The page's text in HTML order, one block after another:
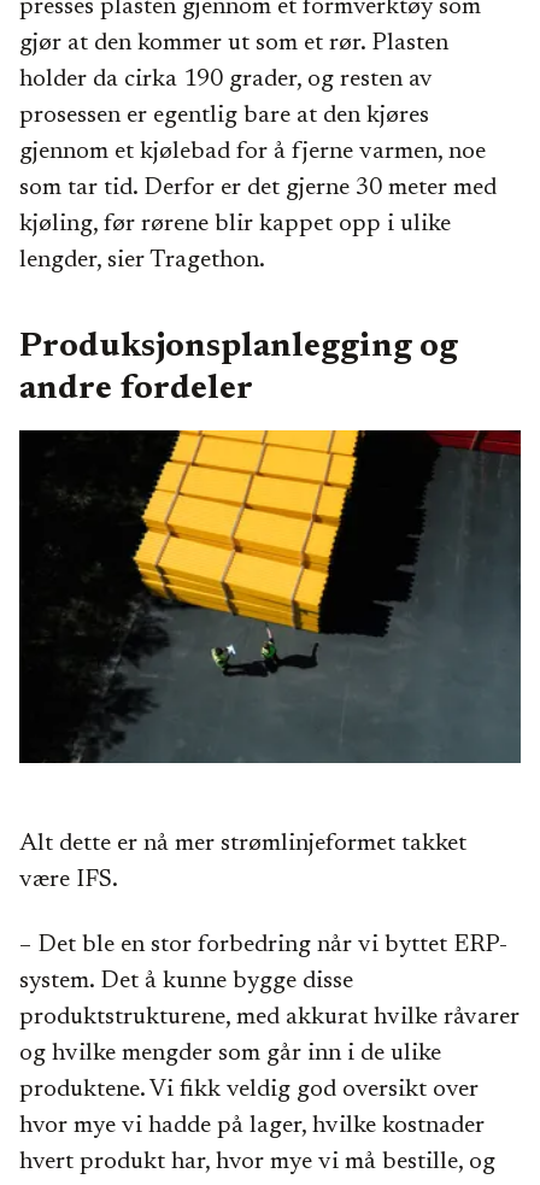
presses plasten gjennom et formverktøy som
gjør at den kommer ut som et rør. Plasten
holder da cirka 190 grader, og resten av
prosessen er egentlig bare at den kjøres
gjennom et kjølebad for å fjerne varmen, noe
som tar tid. Derfor er det gjerne 30 meter med
kjøling, før rørene blir kappet opp i ulike
lengder, sier Tragethon.
Produksjonsplanlegging og
andre fordeler
Alt dette er nå mer strømlinjeformet takket
være IFS.
– Det ble en stor forbedring når vi byttet ERP-
system. Det å kunne bygge disse
produktstrukturene, med akkurat hvilke råvarer
og hvilke mengder som går inn i de ulike
produktene. Vi fikk veldig god oversikt over
hvor mye vi hadde på lager, hvilke kostnader
hvert produkt har, hvor mye vi må bestille, og